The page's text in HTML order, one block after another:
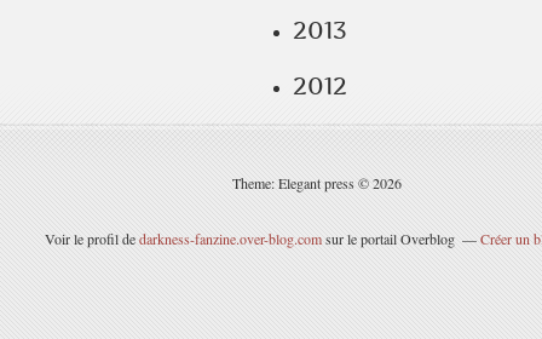
2013
2012
Theme: Elegant press © 2026
Voir le profil dedarkness-fanzine.over-blog.comsur le portail Overblog Créer un